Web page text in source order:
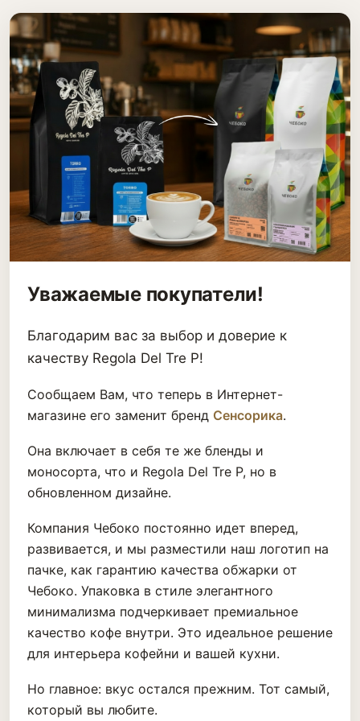
Уважаемые покупатели!
Благодарим вас за выбор и доверие к
качеству Regola Del Tre P!
Сообщаем Вам, что теперь в Интернет-
магазине его заменит бренд Сенсорика.
Она включает в себя те же бленды и
моносорта, что и Regola Del Tre P, но в
обновленном дизайне.
Компания Чебоко постоянно идет вперед,
развивается, и мы разместили наш логотип на
пачке, как гарантию качества обжарки от
Чебоко. Упаковка в стиле элегантного
минимализма подчеркивает премиальное
качество кофе внутри. Это идеальное решение
для интерьера кофейни и вашей кухни.
Но главное: вкус остался прежним. Тот самый,
который вы любите.